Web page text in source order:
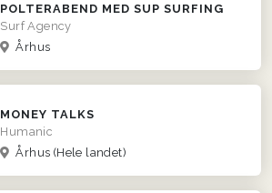
POLTERABEND MED SUP SURFING
Surf Agency
Århus
MONEY TALKS
Humanic
Århus (Hele landet)